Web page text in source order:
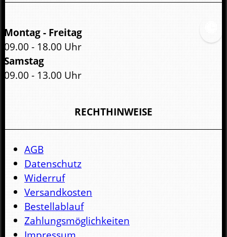
Montag - Freitag
09.00 - 18.00 Uhr
Samstag
09.00 - 13.00 Uhr
RECHTHINWEISE
AGB
Datenschutz
Widerruf
Versandkosten
Bestellablauf
Zahlungsmöglichkeiten